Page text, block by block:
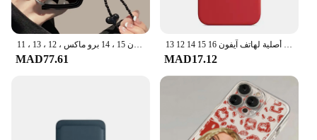
حافظة لهاتف آيفون ، فراشة سوداء ، قلب الحب ، سلسلة تعليق ، غطاء شفاف لهاتف آيفون 15 ، 14 برو ماكس ، 12 ، 13 ، 11 ، X ، XS ، XR ، 7 ، 8 Plus ، لطيف
MAD77.61
حافظات سيليكون رسمية أصلية لهاتف آيفون 16 15 14 12 13 Pro Max حافظة لهاتف أبل آيفون 13 14 13 11 Pro 15 16 Plus غطاء كامل
MAD17.12